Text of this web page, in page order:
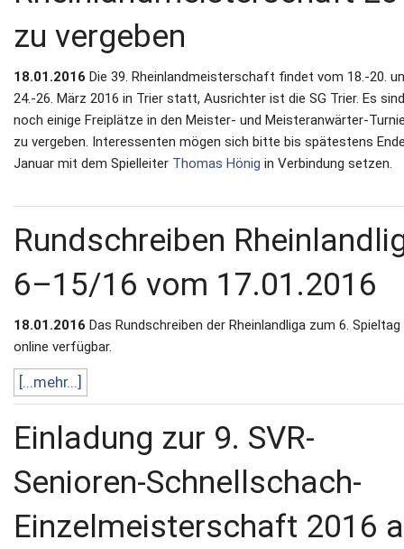
zu vergeben
18.01.2016 Die 39. Rheinlandmeisterschaft findet vom 18.‐20.
24.‐26. März 2016 in Trier statt, Ausrichter ist die SG Trier. Es sind
noch einige Freiplätze in den Meister‐ und
zu vergeben. Interessenten mögen sich bitte bis spätestens
Januar mit dem Spielleiter Thomas Hönig in Verbindung setzen.
Rundschreiben
6–15/16 vom 17.01.2016
18.01.2016 Das Rundschreiben der Rheinlandliga zum 6.
online verfügbar.
[...mehr...]
Einladung zur 9. SVR-
Senioren-Schnellschach-
Einzelmeisterschaft 2016